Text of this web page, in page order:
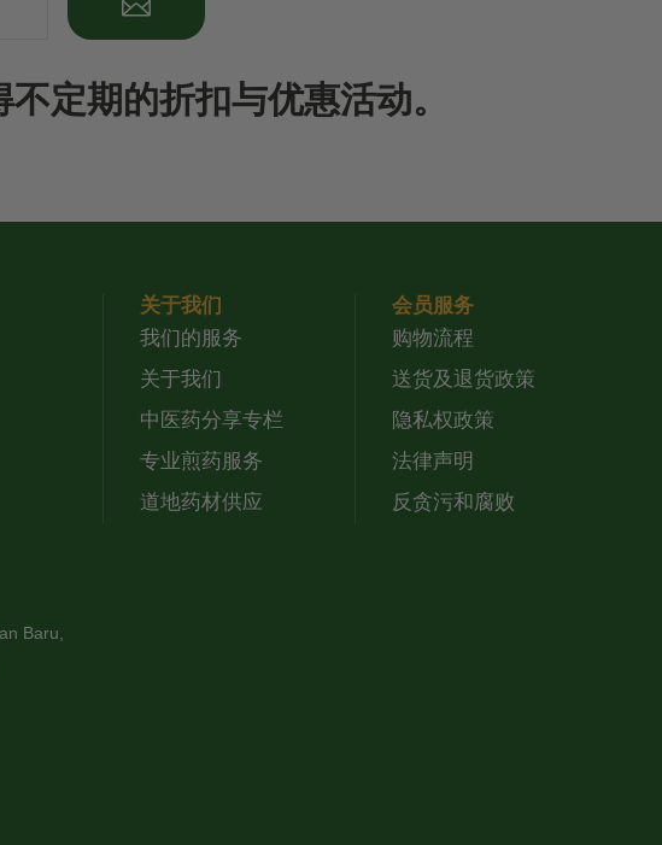
定期的折扣与优惠活动。
Baru,
关于我们
我们的服务
关于我们
中医药分享专栏
专业煎药服务
道地药材供应
会员服务
购物流程
送货及退货政策
隐私权政策
法律声明
反贪污和腐败